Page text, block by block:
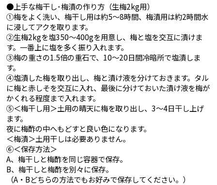
●上手な梅干し･梅漬の作り方（生梅2kg用）
①梅をよく洗い、梅干し用は約5～8時間、梅漬用は約2時間水
に浸してアクを取ります。
②生梅2kgを塩350～400gを用意し、梅と塩を交互に漬けま
す。一番上に塩を多く振り入れます。
③梅の重さの1.5倍の重石で、10～20日間冷暗所で塩漬しま
す。
④塩漬した梅を取り出し、梅と漬け液を分けておきます。タル
に梅と赤しそを交互に入れ、最後に分けておいた漬け液を梅が
かくれる程度まで入れます。
⑤＜梅干し用＞土用の晴天に梅を取り出し、3～4日干し上げ
ます。
夜に梅酢の中へもどすと良い色になります。
＜梅漬＞土用干しは必要ありません。
⑥＜保存方法＞
A、梅干しと梅酢を同じ容器で保存。
B、梅干しと梅酢を別々に保存。
（A・Bどちらの方法でもお好みで保存してください。）